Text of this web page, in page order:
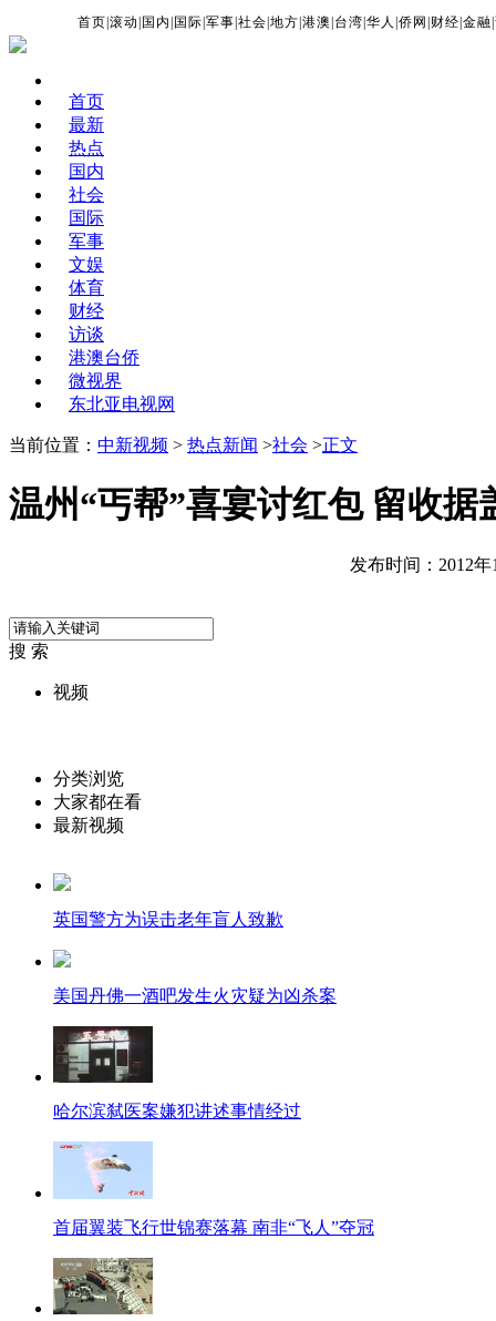
首页 |滚动 国内 国际 |军事 |社会 |地方 |港澳 台湾 |华人 |侨网 财经 |金融 |
首页
最新
热点
国内
社会
国际
军事
文娱
体育
财经
访谈
港澳台侨
微视界
东北亚电视网
当前位置： 中新视频 > 热点新闻 >社会 >正文
温州“丐帮”喜宴讨红包 留收据
发布时间：2012年
搜 索
视频
分类浏览
大家都在看
最新视频
英国警方为误击老年盲人致歉
美国丹佛一酒吧发生火灾疑为凶杀案
哈尔滨弑医案嫌犯讲述事情经过
首届翼装飞行世锦赛落幕 南非“飞人”夺冠